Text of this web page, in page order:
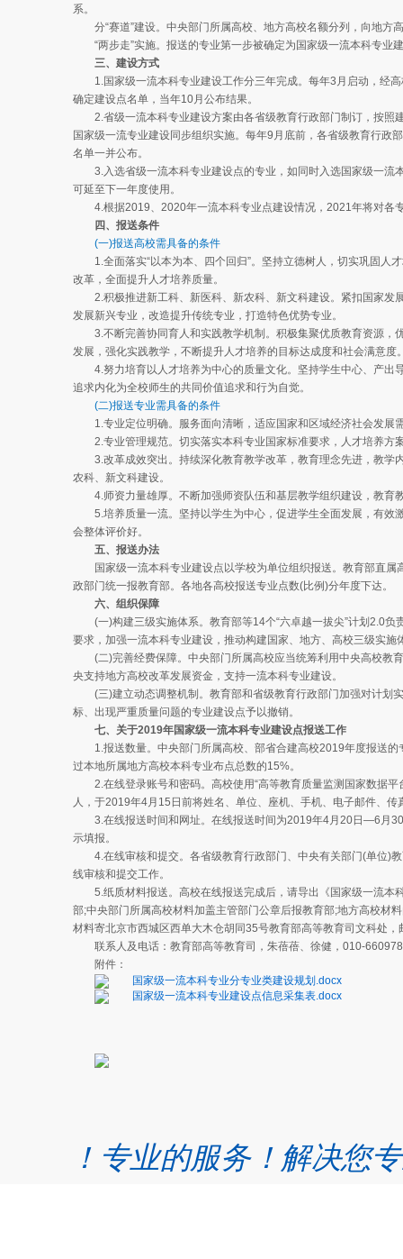
系。
分“赛道”建设。中央部门所属高校、地方高校名额分列，向地方
“两步走”实施。报送的专业第一步被确定为国家级一流本科专业
三、建设方式
1.国家级一流本科专业建设工作分三年完成。每年3月启动，经高
确定建设点名单，当年10月公布结果。
2.省级一流本科专业建设方案由各省级教育行政部门制订，按照
国家级一流专业建设同步组织实施。每年9月底前，各省级教育行政
名单一并公布。
3.入选省级一流本科专业建设点的专业，如同时入选国家级一流
可延至下一年度使用。
4.根据2019、2020年一流本科专业点建设情况，2021年将对各
四、报送条件
(一)报送高校需具备的条件
1.全面落实“以本为本、四个回归”。坚持立德树人，切实巩固人
改革，全面提升人才培养质量。
2.积极推进新工科、新医科、新农科、新文科建设。紧扣国家发
发展新兴专业，改造提升传统专业，打造特色优势专业。
3.不断完善协同育人和实践教学机制。积极集聚优质教育资源，
发展，强化实践教学，不断提升人才培养的目标达成度和社会满意度
4.努力培育以人才培养为中心的质量文化。坚持学生中心、产出
追求内化为全校师生的共同价值追求和行为自觉。
(二)报送专业需具备的条件
1.专业定位明确。服务面向清晰，适应国家和区域经济社会发展
2.专业管理规范。切实落实本科专业国家标准要求，人才培养方
3.改革成效突出。持续深化教育教学改革，教育理念先进，教学
农科、新文科建设。
4.师资力量雄厚。不断加强师资队伍和基层教学组织建设，教育
5.培养质量一流。坚持以学生为中心，促进学生全面发展，有效
会整体评价好。
五、报送办法
国家级一流本科专业建设点以学校为单位组织报送。教育部直属
政部门统一报教育部。各地各高校报送专业点数(比例)分年度下达。
六、组织保障
(一)构建三级实施体系。教育部等14个“六卓越一拔尖”计划2.0负
要求，加强一流本科专业建设，推动构建国家、地方、高校三级实施
(二)完善经费保障。中央部门所属高校应当统筹利用中央高校教
央支持地方高校改革发展资金，支持一流本科专业建设。
(三)建立动态调整机制。教育部和省级教育行政部门加强对计划
标、出现严重质量问题的专业建设点予以撤销。
七、关于2019年国家级一流本科专业建设点报送工作
1.报送数量。中央部门所属高校、部省合建高校2019年度报送的
过本地所属地方高校本科专业布点总数的15%。
2.在线登录账号和密码。高校使用“高等教育质量监测国家数据平
人，于2019年4月15日前将姓名、单位、座机、手机、电子邮件、
3.在线报送时间和网址。在线报送时间为2019年4月20日—6月30
示填报。
4.在线审核和提交。各省级教育行政部门、中央有关部门(单位)
线审核和提交工作。
5.纸质材料报送。高校在线报送完成后，请导出《国家级一流本
部;中央部门所属高校材料加盖主管部门公章后报教育部;地方高校材
材料寄北京市西城区西单大木仓胡同35号教育部高等教育司文科处
联系人及电话：教育部高等教育司，朱蓓蓓、徐健，010-
附件：
国家级一流本科专业分专业类建设规划.docx
国家级一流本科专业建设点信息采集表.docx
技术！专业的服务！解决您